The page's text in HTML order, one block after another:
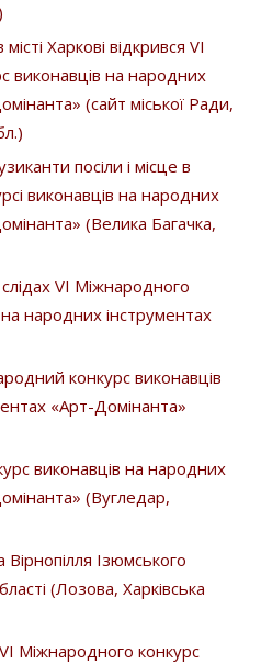
Харкові відкрився VI
виконавців на народних
(сайт міської Ради,
посіли і місце в
виконавців на народних
(Велика Багачка,
VI Міжнародного
народних інструментах
конкурс виконавців
«Арт-Домінанта»
виконавців на народних
(Вугледар,
Ізюмського
(Лозова, Харківська
Міжнародного конкурс